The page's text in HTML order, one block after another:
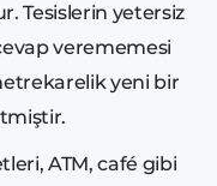
Tesislerin yetersiz
verememesi
yeni bir
ATM, café gibi